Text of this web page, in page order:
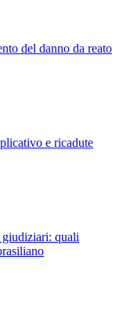
del danno da reato
e ricadute
quali